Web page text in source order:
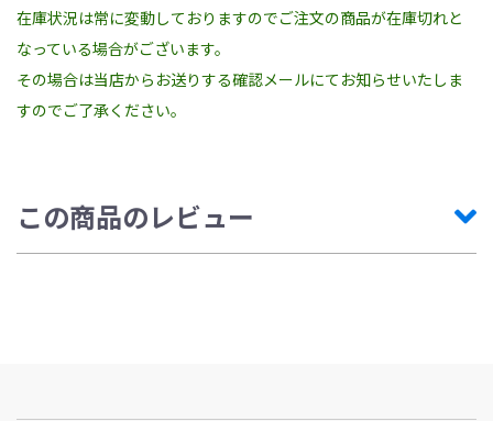
在庫状況は常に変動しておりますのでご注文の商品が在庫切れと
なっている場合がございます。
その場合は当店からお送りする確認メールにてお知らせいたしま
すのでご了承ください。
この商品のレビュー